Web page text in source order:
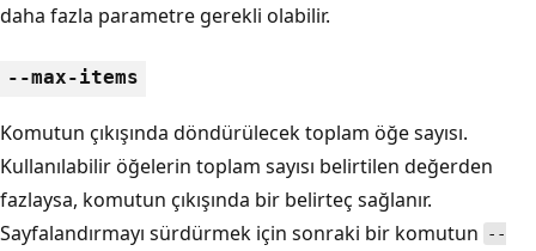
daha fazla parametre gerekli olabilir.
--max-items
Komutun çıkışında döndürülecek toplam öğe sayısı.
Kullanılabilir öğelerin toplam sayısı belirtilen değerden
fazlaysa, komutun çıkışında bir belirteç sağlanır.
Sayfalandırmayı sürdürmek için sonraki bir komutun
--